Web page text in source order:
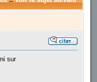
sur